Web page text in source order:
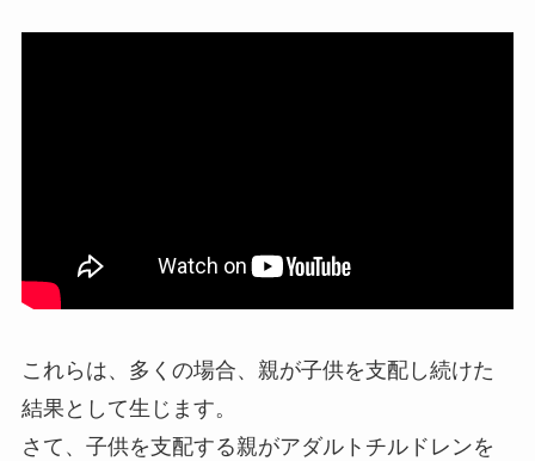
これらは、多くの場合、親が子供を支配し続けた
結果として生じます。
さて、子供を支配する親がアダルトチルドレンを